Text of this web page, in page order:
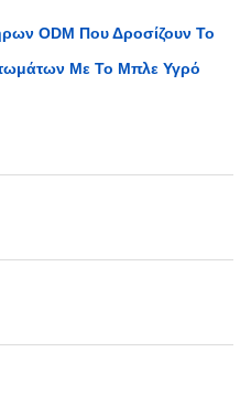
ODM Που Δροσίζουν Το
Με Το Μπλε Υγρό